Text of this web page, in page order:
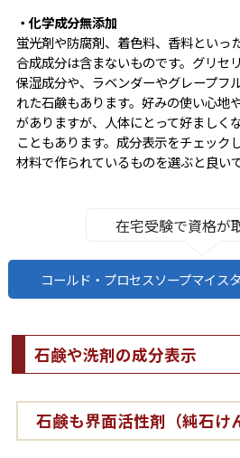
・化学成分無添加
蛍光剤や防腐剤、着色料、香料といっ
合成成分は含まないものです。グリセ
保湿成分や、ラベンダーやグレープフ
れた石鹸もあります。好みの使い心地
がありますが、人体にとって好ましく
こともあります。成分表示をチェック
材料で作られているものを選ぶと良い
在宅受験で資格が
コールド・プロセスソープマイス
石鹸や洗剤の成分表示
石鹸も界面活性剤（純石け